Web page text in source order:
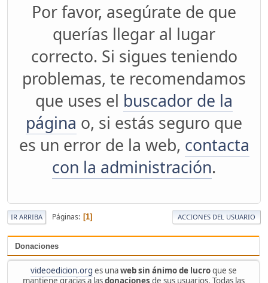
Donaciones
videoedicion.org es unaweb sin ánimo de lucroque se
mantiene gracias a lasdonaciones de sus usuarios. Todas las
Por favor, asegúrate de que
querías llegar al lugar
correcto. Si sigues teniendo
problemas, te recomendamos
que uses el buscador de la
página o, si estás seguro que
es un error de la web, contacta
con la administración.
IR ARRIBA Páginas 1 ACCIONES DEL USUARIO